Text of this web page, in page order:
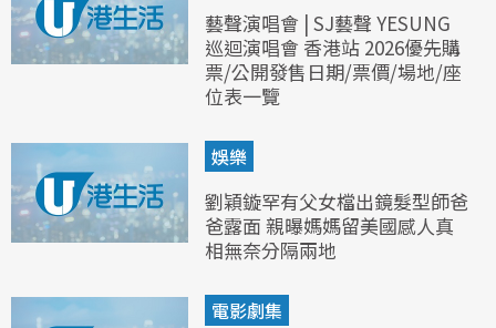
藝聲演唱會 | SJ藝聲 YESUNG
巡迴演唱會 香港站 2026優先購
票/公開發售日期/票價/場地/座
位表一覽
娛樂
劉穎鏇罕有父女檔出鏡髮型師爸
爸露面 親曝媽媽留美國感人真
相無奈分隔兩地
電影劇集